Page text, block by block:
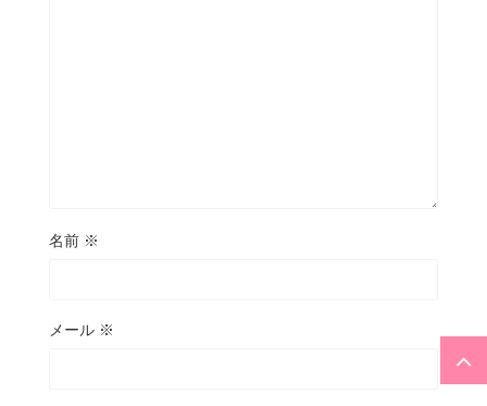
名前 ※
メール ※